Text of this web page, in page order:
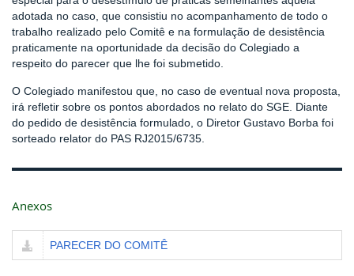
adotada no caso, que consistiu no acompanhamento de todo o
trabalho realizado pelo Comitê e na formulação de desistência
praticamente na oportunidade da decisão do Colegiado a
respeito do parecer que lhe foi submetido.
O Colegiado manifestou que, no caso de eventual nova proposta,
irá refletir sobre os pontos abordados no relato do SGE. Diante
do pedido de desistência formulado, o Diretor Gustavo Borba foi
sorteado relator do PAS RJ2015/6735.
Anexos
PARECER DO COMITÊ